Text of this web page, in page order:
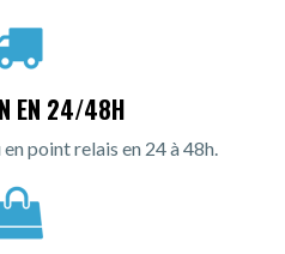
EN 24/48H
point relais en 24 à 48h.